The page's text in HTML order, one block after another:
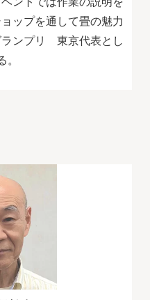
ップを通して畳の魅力
ランプリ 東京代表とし
。